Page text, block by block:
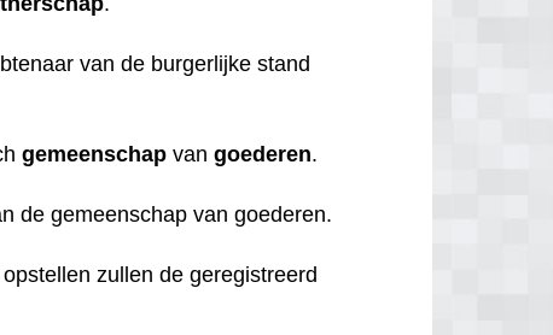
van de burgerlijke stand
gemeenschap vangoederen.
de gemeenschap van goederen.
zullen de geregistreerd